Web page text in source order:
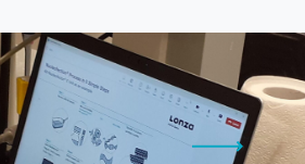
VEČ